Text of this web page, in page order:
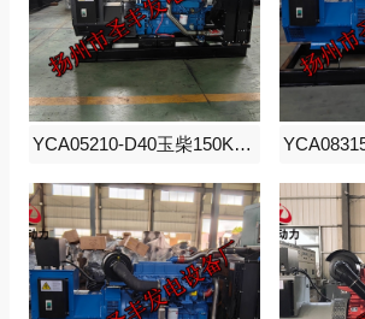
YCA05210-D40玉柴150KW柴油发电机组